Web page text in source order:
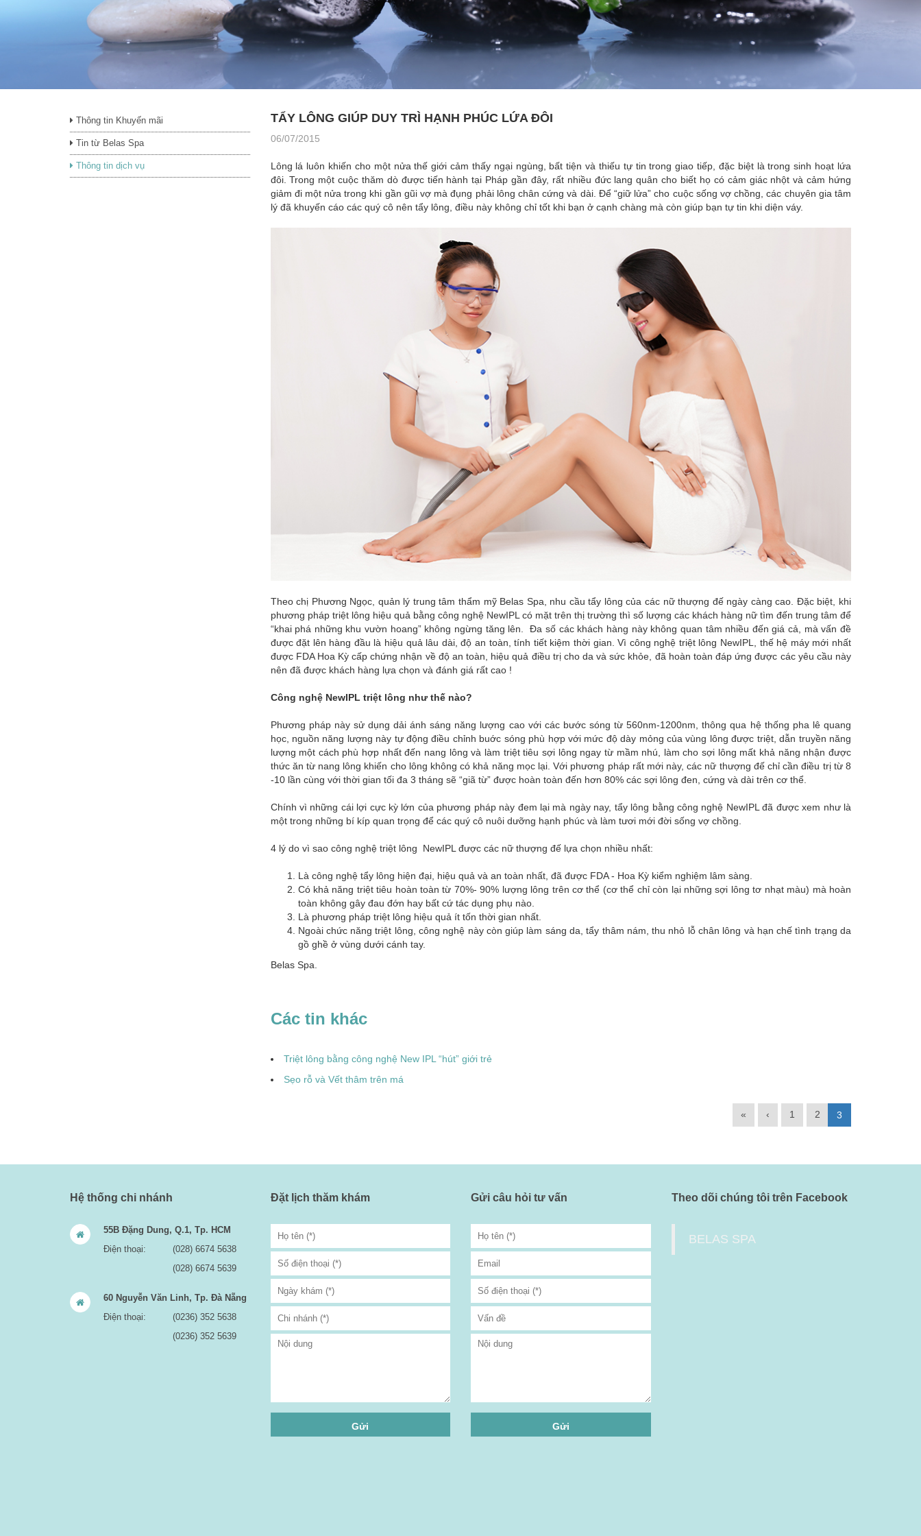
Thông tin Khuyến mãi
Tin từ Belas Spa
Thông tin dịch vụ
TẨY LÔNG GIÚP DUY TRÌ HẠNH PHÚC LỨA ĐÔI
06/07/2015
Lông lá luôn khiến cho một nửa thế giới cảm thấy ngại ngùng, bất tiện và thiếu tự tin trong giao tiếp, đặc biệt là trong sinh hoạt lứa
đôi. Trong một cuộc thăm dò được tiến hành tại Pháp gần đây, rất nhiều đức lang quân cho biết họ có cảm giác nhột và cảm hứng
giảm đi một nửa trong khi gần gũi vợ mà đụng phải lông chân cứng và dài. Để “giữ lửa” cho cuộc sống vợ chồng, các chuyên gia tâm
lý đã khuyến cáo các quý cô nên tẩy lông, điều này không chỉ tốt khi bạn ở cạnh chàng mà còn giúp bạn tự tin khi diện váy.
Theo chị Phương Ngọc, quản lý trung tâm thẩm mỹ Belas Spa, nhu cầu tẩy lông của các nữ thượng đế ngày càng cao. Đặc biệt, khi
phương pháp triệt lông hiệu quả bằng công nghệ NewIPL có mặt trên thị trường thì số lượng các khách hàng nữ tìm đến trung tâm để
“khai phá những khu vườn hoang” không ngừng tăng lên. Đa số các khách hàng này không quan tâm nhiều đến giá cả, mà vấn đề
được đặt lên hàng đầu là hiệu quả lâu dài, độ an toàn, tính tiết kiệm thời gian. Vì công nghệ triệt lông NewIPL, thế hệ máy mới nhất
được FDA Hoa Kỳ cấp chứng nhận về độ an toàn, hiệu quả điều trị cho da và sức khỏe, đã hoàn toàn đáp ứng được các yêu cầu này
nên đã được khách hàng lựa chọn và đánh giá rất cao !
Công nghệ NewIPL triệt lông như thế nào?
Phương pháp này sử dụng dải ánh sáng năng lượng cao với các bước sóng từ 560nm-1200nm, thông qua hệ thống pha lê quang
học, nguồn năng lượng này tự động điều chỉnh buớc sóng phù hợp với mức độ dày mỏng của vùng lông được triệt, dẫn truyền năng
lượng một cách phù hợp nhất đến nang lông và làm triệt tiêu sợi lông ngay từ mầm nhú, làm cho sợi lông mất khả năng nhận được
thức ăn từ nang lông khiến cho lông không có khả năng mọc lại. Với phương pháp rất mới này, các nữ thượng đế chỉ cần điều trị từ 8
-10 lần cùng với thời gian tối đa 3 tháng sẽ “giã từ” được hoàn toàn đến hơn 80% các sợi lông đen, cứng và dài trên cơ thể.
Chính vì những cái lợi cực kỳ lớn của phương pháp này đem lại mà ngày nay, tẩy lông bằng công nghệ NewIPL đã được xem như là
một trong những bí kíp quan trọng để các quý cô nuôi dưỡng hạnh phúc và làm tươi mới đời sống vợ chồng.
4 lý do vì sao công nghệ triệt lông NewIPL được các nữ thượng đế lựa chọn nhiều nhất:
Là công nghệ tẩy lông hiện đại, hiệu quả và an toàn nhất, đã được FDA - Hoa Kỳ kiểm nghiệm lâm sàng.
Có khả năng triệt tiêu hoàn toàn từ 70%- 90% lượng lông trên cơ thể (cơ thể chỉ còn lại những sợi lông tơ nhạt màu) mà hoàn
toàn không gây đau đớn hay bất cứ tác dụng phụ nào.
Là phương pháp triệt lông hiệu quả ít tốn thời gian nhất.
Ngoài chức năng triệt lông, công nghệ này còn giúp làm sáng da, tẩy thâm nám, thu nhỏ lỗ chân lông và hạn chế tình trạng da
gồ ghề ở vùng dưới cánh tay.
Belas Spa.
Các tin khác
Triệt lông bằng công nghệ New IPL “hút” giới trẻ
Sẹo rỗ và Vết thâm trên má
« ‹ 1 2 3
Hệ thống chi nhánh
55B Đặng Dung, Q.1, Tp. HCM
Điện thoại:
(028) 6674 5638
(028) 6674 5639
60 Nguyễn Văn Linh, Tp. Đà Nẵng
Điện thoại:
(0236) 352 5638
(0236) 352 5639
Đặt lịch thăm khám Gửi câu hỏi tư vấn Theo dõi chúng tôi trên Facebook
BELAS SPA